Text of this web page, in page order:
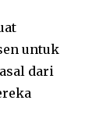
untuk
dari